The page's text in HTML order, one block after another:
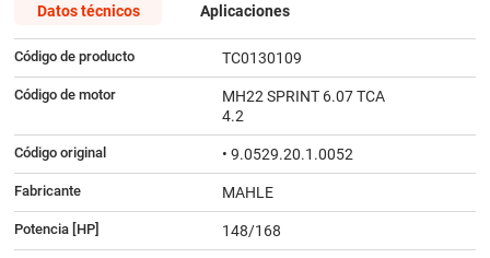
Datos técnicos Aplicaciones
Código de producto TC0130109
Código de motor
MH22 SPRINT 6.07 TCA
4.2
Código original • 9.0529.20.1.0052
Fabricante MAHLE
Potencia [HP] 148/168